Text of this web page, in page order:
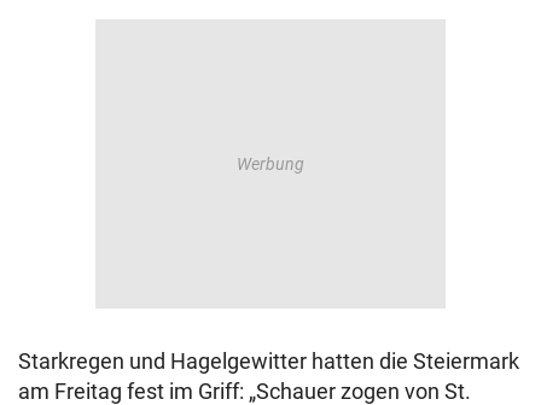
Starkregen und Hagelgewitter hatten die Steiermark
am Freitag fest im Griff: „Schauer zogen von St.